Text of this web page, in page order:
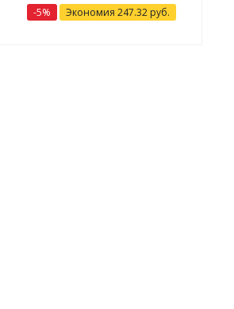
-5% Экономия 247.32руб.